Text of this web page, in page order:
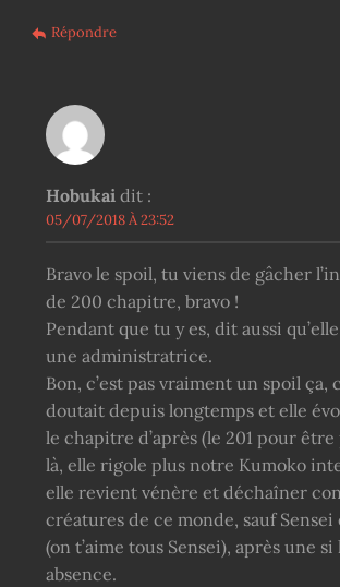
Répondre
Hobukai dit :
05/07/2018 À 23:52
Bravo le spoil, tu viens de gâcher
de 200 chapitre, bravo !
Pendant que tu y es, dit aussi
une administratrice.
Bon, c’est pas vraiment un spoil ça,
doutait depuis longtemps et elle
le chapitre d’après (le 201 pour
là, elle rigole plus notre Kumoko
elle revient vénère et déchaîner
créatures de ce monde, sauf
(on t’aime tous Sensei), après une si
absence.